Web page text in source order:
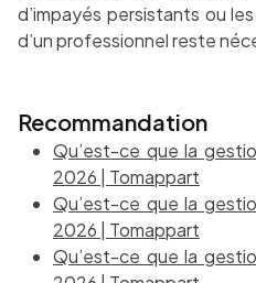
d’impayés persistants ou
d’un professionnel reste
Recommandation
Qu’est-ce que la
2026 | Tomappart
Qu’est-ce que la
2026 | Tomappart
Qu’est-ce que la